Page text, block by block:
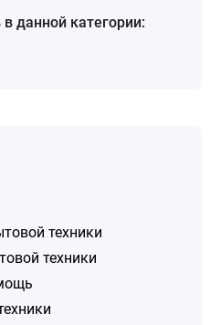
данной категории:
техники
техники